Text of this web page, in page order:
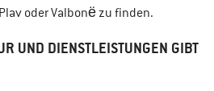
oder Valbonё zu finden.
UND DIENSTLEISTUNGEN GIBT